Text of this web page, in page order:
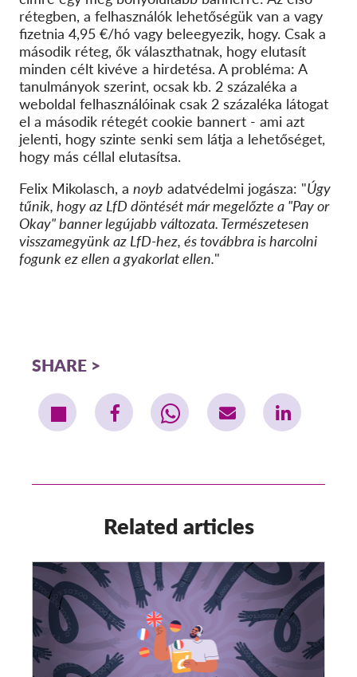
rétegben, a felhasználók lehetőségük van a vagy
fizetnia 4,95 €/hó vagy beleegyezik, hogy. Csak a
második réteg, ők választhatnak, hogy elutasít
minden célt kivéve a hirdetésa. A probléma: A
tanulmányok szerint, ocsak kb. 2 százaléka a
weboldal felhasználóinak csak 2 százaléka látogat
el a második rétegét cookie bannert - ami azt
jelenti, hogy szinte senki sem látja a lehetőséget,
hogy más céllal elutasítsa.
Felix Mikolasch, a noyb adatvédelmi jogásza: "Úgy
tűnik, hogy az LfD döntését már megelőzte a "Pay or
Okay" banner legújabb változata. Természetesen
visszamegyünk az LfD-hez, és továbbra is harcolni
fogunk ez ellen a gyakorlat ellen."
SHARE
Related articles